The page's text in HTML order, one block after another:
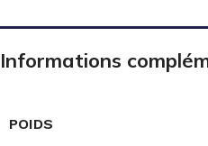
Informations
POIDS